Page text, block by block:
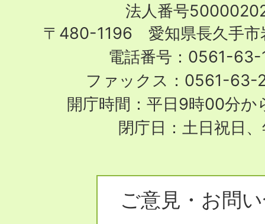
City
法人番号
〒480-1196 愛知県長久手市
電話番号：0561-63-
ファックス：0561-63-
開庁時間：平日9時00分か
閉庁日：土日祝日
ご意見・お問